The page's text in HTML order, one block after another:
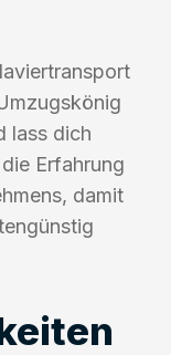
lass dich
Erfahrung
damit